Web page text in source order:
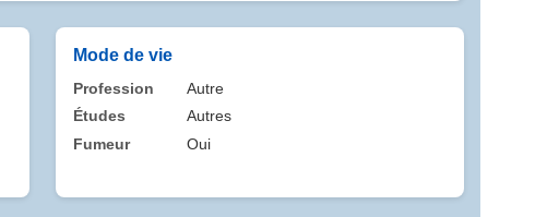
Mode de vie
Profession
Autre
Études
Autres
Fumeur
Oui